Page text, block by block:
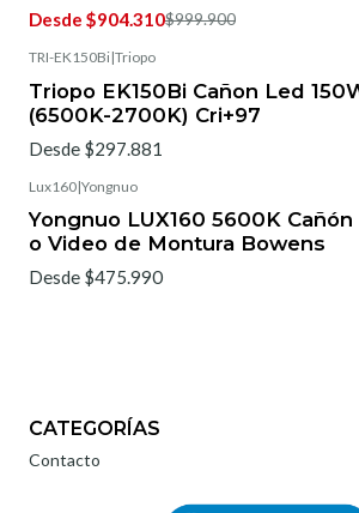
Desde $904.310$999.900
TRI-EK150Bi|Triopo
Triopo EK150Bi Cañon Led
(6500K-2700K) Cri+97
Desde $297.881
Lux160|Yongnuo
Yongnuo LUX160 5600K
o Video de Montura Bowens
Desde $475.990
CATEGORÍAS
Contacto